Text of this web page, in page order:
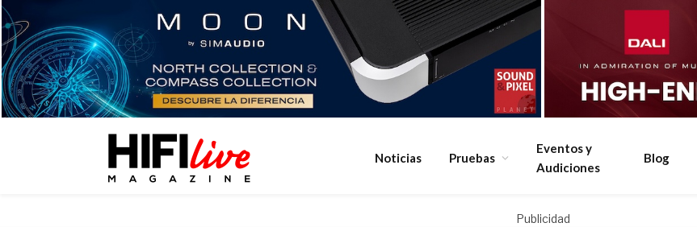
Noticias Pruebas
Eventos y
Audiciones
Blog
Publicidad